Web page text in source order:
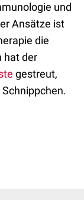
und
Ansätze ist
die
hat der
gestreut,